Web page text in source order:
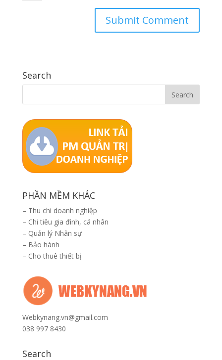
Search
PHẦN MỀM KHÁC
– Thu chi doanh nghiệp
– Chi tiêu gia đình, cá nhân
– Quản lý Nhân sự
– Bảo hành
– Cho thuê thiết bị
Webkynang.vn@gmail.com
038 997 8430
Search